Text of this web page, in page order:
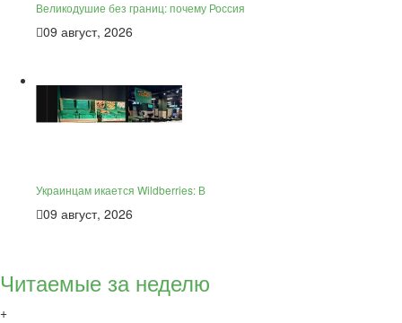
Великодушие без границ: почему Россия
09 август, 2026
Украинцам икается Wildberries: В
09 август, 2026
Читаемые за неделю
+